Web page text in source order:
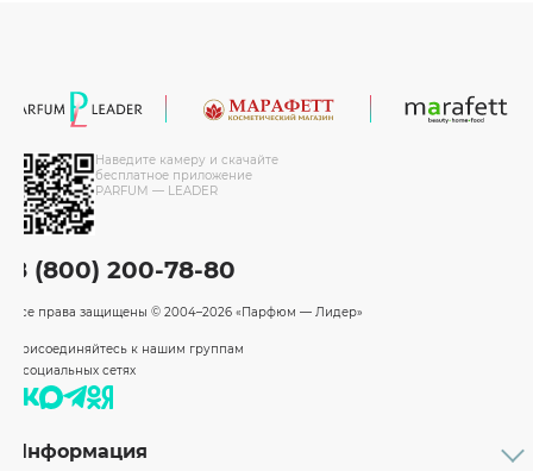
Наведите камеру и скачайте
бесплатное приложение
PARFUM — LEADER
8 (800) 200-78-80
Все права защищены © 2004–2026 «Парфюм — Лидер»
Присоединяйтесь к нашим группам
в социальных сетях
Информация